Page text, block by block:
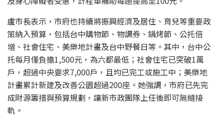
盧市長表示，市府也持續將振興經濟及居住、育兒等重要政
策納入預算，包括台中購物節、物調券、鍋烤節、公托倍
增、社會住宅、美樂地計畫及台中野餐日等。其中，台中公
托每月僅負擔1,500元，為六都最低；社會住宅已突破1萬
戶，超過中央要求7,000戶，且均已完工或施工中；美樂地
計畫累計新建及改善公園超過200座。她強調，市府已先完
成財源籌措與預算規劃，讓新市政團隊上任後即可無縫接
軌。